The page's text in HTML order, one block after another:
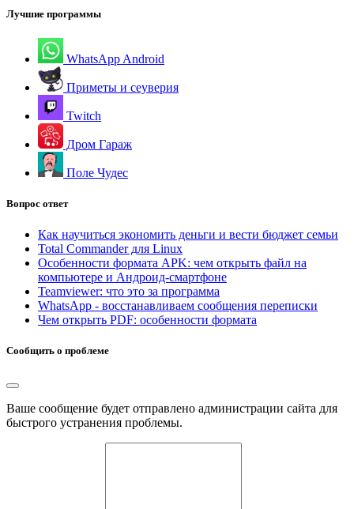
Лучшие программы
WhatsApp Android
Приметы и сеуверия
Twitch
Дром Гараж
Поле Чудес
Вопрос ответ
Как научиться экономить деньги и вести бюджет семьи
Total Commander для Linux
Особенности формата APK: чем открыть файл на
компьютере и Андроид-смартфоне
Teamviewer: что это за программа
WhatsApp - восстанавливаем сообщения переписки
Чем открыть PDF: особенности формата
Сообщить о проблеме
Ваше сообщение будет отправлено администрации сайта для
быстрого устранения проблемы.